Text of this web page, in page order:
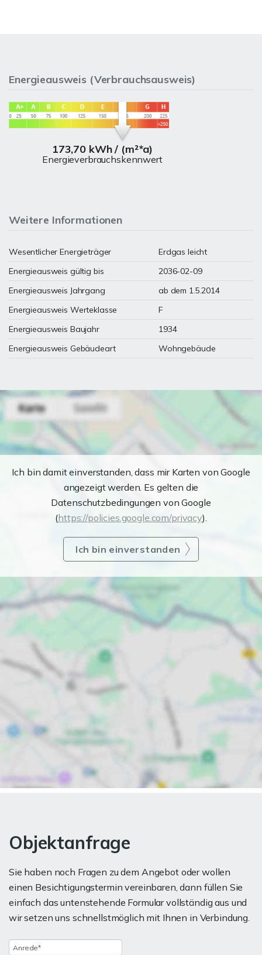
Energieausweis (Verbrauchsausweis)
173,70 kWh / (m²*a)
Energieverbrauchskennwert
Weitere Informationen
Wesentlicher Energieträger
Erdgas leicht
Energieausweis gültig bis
2036-02-09
Energieausweis Jahrgang
ab dem 1.5.2014
Energieausweis Werteklasse
F
Energieausweis Baujahr
1934
Energieausweis Gebäudeart
Wohngebäude
Ich bin damit einverstanden, dass mir Karten von Google
angezeigt werden. Es gelten die
Datenschutzbedingungen von Google
(https://policies.google.com/privacy).
Ich bin einverstanden
Objektanfrage
Sie haben noch Fragen zu dem Angebot oder wollen
einen Besichtigungstermin vereinbaren, dann füllen Sie
einfach das untenstehende Formular vollständig aus und
wir setzen uns schnellstmöglich mit Ihnen in Verbindung.